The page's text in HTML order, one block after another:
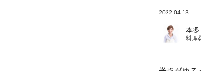
2022.04.13
本
料理